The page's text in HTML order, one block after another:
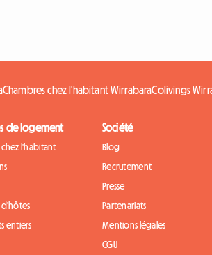
Chambres chez l'habitant WirrabaraColivings
de logement
chez l'habitant
d'hôtes
entiers
Société
Blog
Recrutement
Presse
Partenariats
Mentions légales
CGU